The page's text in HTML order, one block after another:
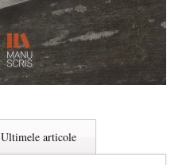
Ultimele articole